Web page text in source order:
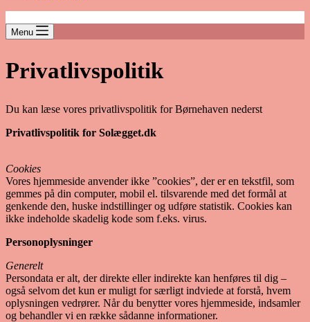
Menu
Privatlivspolitik
Du kan læse vores privatlivspolitik for Børnehaven nederst
Privatlivspolitik for Solægget.dk
Cookies
Vores hjemmeside anvender ikke ”cookies”, der er en tekstfil, som
gemmes på din computer, mobil el. tilsvarende med det formål at
genkende den, huske indstillinger og udføre statistik. Cookies kan
ikke indeholde skadelig kode som f.eks. virus.
Personoplysninger
Generelt
Persondata er alt, der direkte eller indirekte kan henføres til dig –
også selvom det kun er muligt for særligt indviede at forstå, hvem
oplysningen vedrører. Når du benytter vores hjemmeside, indsamler
og behandler vi en række sådanne informationer.